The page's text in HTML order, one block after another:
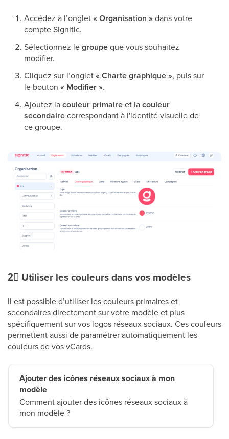
Accédez à l’onglet« Organisation » dans votre
compte Signitic.
Sélectionnez legroupeque vous souhaitez
modifier.
Cliquez sur l’onglet« Charte graphique », puis sur
le bouton « Modifier ».
Ajoutez lacouleur primaireet lacouleur
secondairecorrespondant à l'identité visuelle de
ce groupe.
2⃣ Utiliser les couleurs dans vos modèles
Il est possible d’utiliser les couleurs primaires et
secondaires directement sur votre modèle et plus
spécifiquement sur vos logos réseaux sociaux. Ces couleurs
permettent aussi de paramétrer automatiquement les
couleurs de vos vCards.
Ajouter des icônes réseaux sociaux à mon
modèle
Comment ajouter des icônes réseaux sociaux à
mon modèle ?